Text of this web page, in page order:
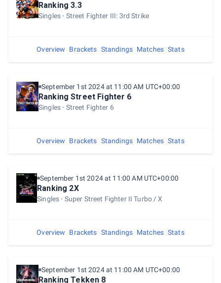
Ranking 3.3
Singles Street Fighter III: 3rd Strike
Overview Brackets Standings Matches Stats
September 1st 2024 at 11:00 AM UTC+00:00
Ranking Street Fighter 6
Singles Street Fighter 6
Overview Brackets Standings Matches Stats
September 1st 2024 at 11:00 AM UTC+00:00
Ranking 2X
Singles Super Street Fighter II Turbo / X
Overview Brackets Standings Matches Stats
September 1st 2024 at 11:00 AM UTC+00:00
Ranking Tekken 8